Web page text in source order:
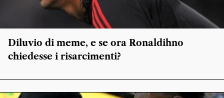
Diluvio di meme, e se ora Ronaldihno
chiedesse i risarcimenti?